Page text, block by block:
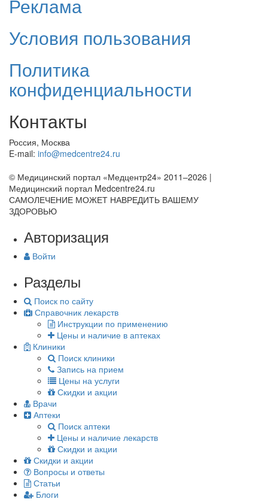
Реклама
Условия пользования
Политика
конфиденциальности
Контакты
Россия, Москва
E-mail: info@medcentre24.ru
© Медицинский портал «Медцентр24» 2011–2026 |
Медицинский портал Medcentre24.ru
САМОЛЕЧЕНИЕ МОЖЕТ НАВРЕДИТЬ ВАШЕМУ
ЗДОРОВЬЮ
Авторизация
Войти
Разделы
Поиск по сайту
Справочник лекарств
Инструкции по применению
Цены и наличие в аптеках
Клиники
Поиск клиники
Запись на прием
Цены на услуги
Скидки и акции
Врачи
Аптеки
Поиск аптеки
Цены и наличие лекарств
Скидки и акции
Скидки и акции
Вопросы и ответы
Статьи
Блоги